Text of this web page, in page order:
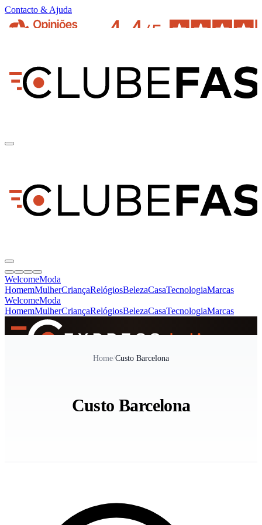
Contacto & Ajuda
WelcomeModa
HomemMulherCriançaRelógiosBelezaCasaTecnologiaMarcas
WelcomeModa
HomemMulherCriançaRelógiosBelezaCasaTecnologiaMarcas
Home/Custo Barcelona
Custo Barcelona